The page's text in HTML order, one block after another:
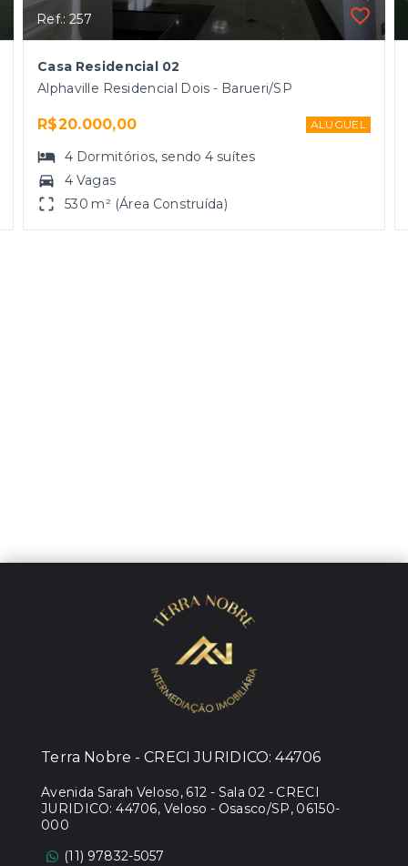
Ref.: 257
Casa Residencial 02
Alphaville Residencial Dois - Barueri/SP
R$20.000,00 ALUGUEL
4 Dormitórios, sendo4 suítes
4 Vagas
530 m² (Área Construída)
Terra Nobre - CRECI JURIDICO: 44706
Avenida Sarah Veloso, 612 - Sala 02 - CRECI
JURIDICO: 44706, Veloso - Osasco/SP, 06150-
000
(11) 97832-5057